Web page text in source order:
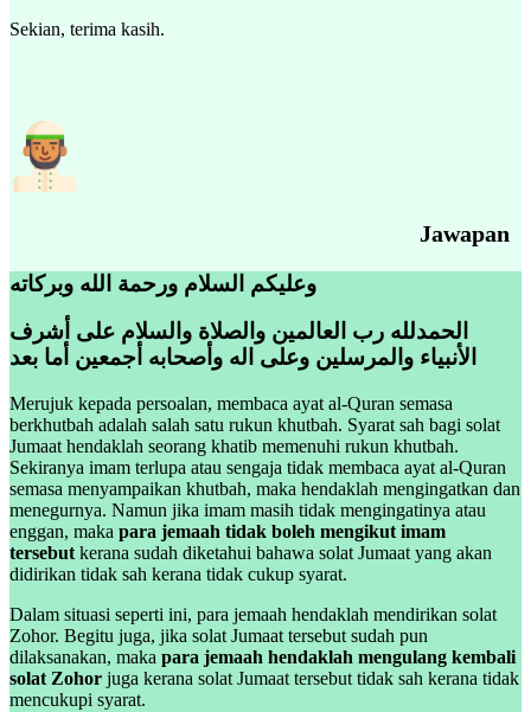
Sekian, terima kasih.
Jawapan
وعليكم السلام ورحمة الله وبركاته
الحمدلله رب العالمين والصلاة والسلام على أشرف
الأنبياء والمرسلين وعلى اله وأصحابه أجمعين أما بعد
Merujuk kepada persoalan, membaca ayat al-Quran semasa
berkhutbah adalah salah satu rukun khutbah. Syarat sah bagi solat
Jumaat hendaklah seorang khatib memenuhi rukun khutbah.
Sekiranya imam terlupa atau sengaja tidak membaca ayat al-Quran
semasa menyampaikan khutbah, maka hendaklah mengingatkan dan
menegurnya. Namun jika imam masih tidak mengingatinya atau
enggan, maka para jemaah tidak boleh mengikut imam
tersebut kerana sudah diketahui bahawa solat Jumaat yang akan
didirikan tidak sah kerana tidak cukup syarat.
Dalam situasi seperti ini, para jemaah hendaklah mendirikan solat
Zohor. Begitu juga, jika solat Jumaat tersebut sudah pun
dilaksanakan, maka para jemaah hendaklah mengulang kembali
solat Zohor juga kerana solat Jumaat tersebut tidak sah kerana tidak
mencukupi syarat.